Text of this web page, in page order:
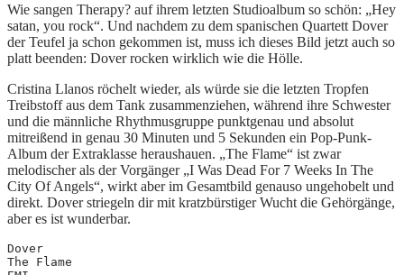
Wie sangen Therapy? auf ihrem letzten Studioalbum so schön: „Hey
satan, you rock“. Und nachdem zu dem spanischen Quartett Dover
der Teufel ja schon gekommen ist, muss ich dieses Bild jetzt auch so
platt beenden: Dover rocken wirklich wie die Hölle.
Cristina Llanos röchelt wieder, als würde sie die letzten Tropfen
Treibstoff aus dem Tank zusammenziehen, während ihre Schwester
und die männliche Rhythmusgruppe punktgenau und absolut
mitreißend in genau 30 Minuten und 5 Sekunden ein Pop-Punk-
Album der Extraklasse heraushauen. „The Flame“ ist zwar
melodischer als der Vorgänger „I Was Dead For 7 Weeks In The
City Of Angels“, wirkt aber im Gesamtbild genauso ungehobelt und
direkt. Dover striegeln dir mit kratzbürstiger Wucht die Gehörgänge,
aber es ist wunderbar.
Dover
The Flame